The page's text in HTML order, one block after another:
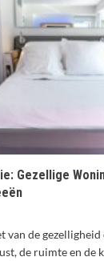
Gezellige
van de gezelligheid
de ruimte en de